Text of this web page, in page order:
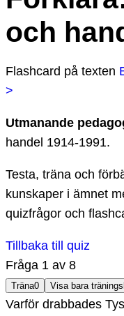
och
Flashcard på texten
>
Utmanande
handel 1914-1991.
Testa, träna och
kunskaper i ämnet
quizfrågor och
Tillbaka till quiz
Fråga 1 av 8
Träna0 Visa bara
Varför drabbades